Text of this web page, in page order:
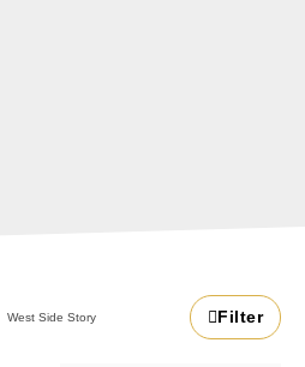
West Side Story Filter